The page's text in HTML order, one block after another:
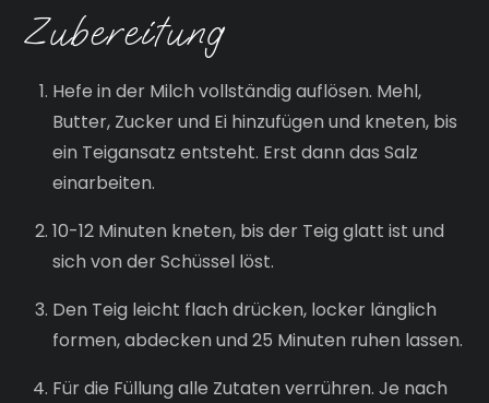
Zubereitung
Hefe in der Milch vollständig auflösen. Mehl,
Butter, Zucker und Ei hinzufügen und kneten, bis
ein Teigansatz entsteht. Erst dann das Salz
einarbeiten.
10-12 Minuten kneten, bis der Teig glatt ist und
sich von der Schüssel löst.
Den Teig leicht flach drücken, locker länglich
formen, abdecken und 25 Minuten ruhen lassen.
Für die Füllung alle Zutaten verrühren. Je nach